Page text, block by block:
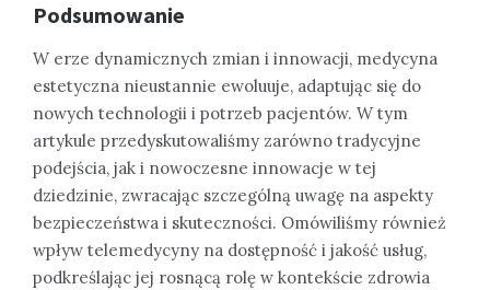
Podsumowanie
W erze dynamicznych zmian i innowacji, medycyna
estetyczna nieustannie ewoluuje, adaptując się do
nowych technologii i potrzeb pacjentów. W tym
artykule przedyskutowaliśmy zarówno tradycyjne
podejścia, jak i nowoczesne innowacje w tej
dziedzinie, zwracając szczególną uwagę na aspekty
bezpieczeństwa i skuteczności. Omówiliśmy również
wpływ telemedycyny na dostępność i jakość usług,
podkreślając jej rosnącą rolę w kontekście zdrowia